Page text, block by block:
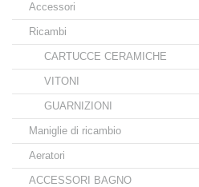
Accessori
Ricambi
CARTUCCE CERAMICHE
VITONI
GUARNIZIONI
Maniglie di ricambio
Aeratori
ACCESSORI BAGNO